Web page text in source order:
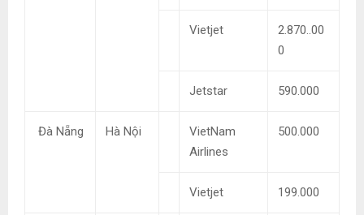
Vietjet
2.870..00
0
Jetstar 590.000
Đà Nẵng Hà Nội
VietNam
Airlines
500.000
Vietjet 199.000